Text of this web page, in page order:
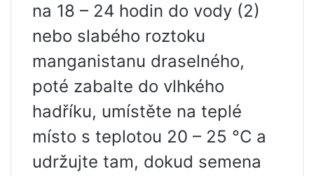
na 18 – 24 hodin do vody (2)
nebo slabého roztoku
manganistanu draselného, ​​
poté zabalte do vlhkého
hadříku, umístěte na teplé
místo s teplotou 20 – 25 °C a
udržujte tam, dokud semena